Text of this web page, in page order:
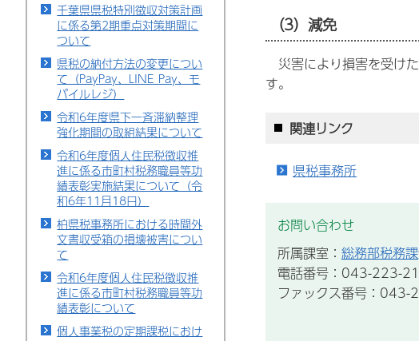
千葉県県税特別徴収対策計画
に係る第2期重点対策期間に
ついて
県税の納付方法の変更につい
て（PayPay、LINE Pay、モ
バイルレジ）
令和6年度県下一斉滞納整理
強化期間の取組結果について
令和6年度個人住民税徴収推
進に係る市町村税務職員等功
績表彰実施結果について（令
和6年11月18日）
柏県税事務所における時間外
文書収受箱の損壊被害につい
て
令和6年度個人住民税徴収推
進に係る市町村税務職員等功
績表彰について
個人事業税の定期課税におけ
（3）減免
災害により損害を受け
す。
関連リンク
県税事務所
お問い合わせ
所属課室： 総務部税務課
電話番号：043-223-
ファックス番号：